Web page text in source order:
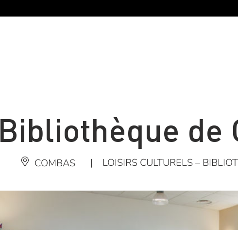
Bibliothèque de
COMBAS | LOISIRS CULTURELS –